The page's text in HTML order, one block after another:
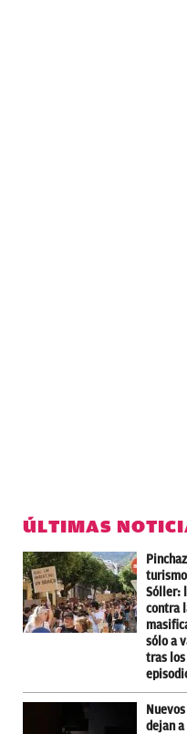
ÚLTIMAS
Sóller:
contra
sólo a
tras
dejan